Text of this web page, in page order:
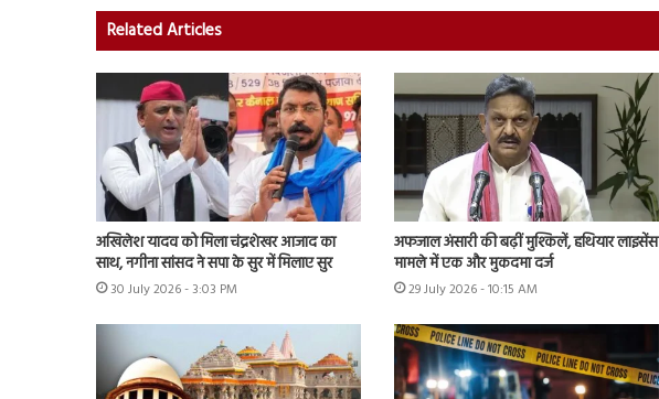
Related Articles
अखिलेश यादव को मिला चंद्रशेखर आजाद का
साथ, नगीना सांसद ने सपा के सुर में मिलाए सुर
30 July 2026 - 3:03 PM
अफजाल अंसारी की बढ़ीं मुश्किलें, हथियार लाइसेंस
मामले में एक और मुकदमा दर्ज
29 July 2026 - 10:15 AM